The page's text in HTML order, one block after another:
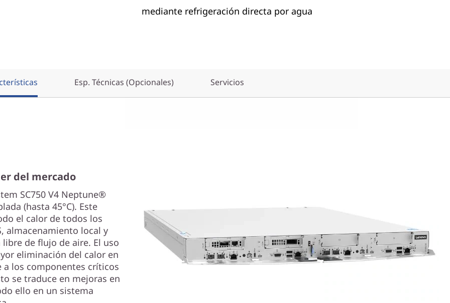
mediante refrigeración directa por agua
Esp. Técnicas (Opcionales) Servicios
del mercado
SC750 V4 Neptune®
(hasta 45°C). Este
el calor de todos los
almacenamiento local y
de flujo de aire. El uso
eliminación del calor en
los componentes críticos
se traduce en mejoras en
ello en un sistema